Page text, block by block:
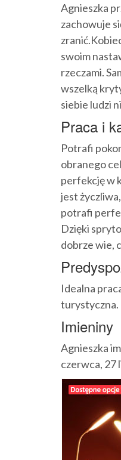
Agnieszka
zachowuje
swoim
rzeczami.
wszelką
siebie ludzi
Praca i
Potrafi
obranego
perfekcję w
jest
potrafi
Dzięki
dobrze wie,
Idealna
turystyczna.
Imieniny
Agnieszka
czerwca, 27